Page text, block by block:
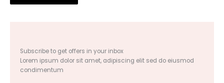
Subscribe to get offers in your inbox
Lorem ipsum dolor sit amet, adipiscing elit sed do eiusmod
condimentum